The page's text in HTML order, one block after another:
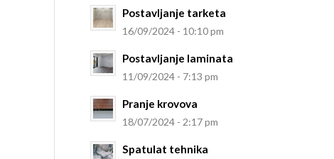
Postavljanje tarketa
16/09/2024 - 10:10 pm
Postavljanje laminata
11/09/2024 - 7:13 pm
Pranje krovova
18/07/2024 - 2:17 pm
Spatulat tehnika